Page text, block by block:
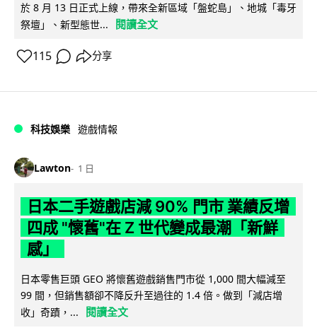
於 8 月 13 日正式上線，帶來全新區域「盤蛇島」、地城「毒牙
祭壇」、新型態世...
閱讀全文
115 分享
科技娛樂 遊戲情報
Lawton 1 日
日本二手遊戲店減 90% 門市 業績反增
四成 "懷舊"在 Z 世代變成最潮「新鮮
感」
日本零售巨頭 GEO 將懷舊遊戲銷售門市從 1,000 間大幅減至
99 間，但銷售額卻不降反升至過往的 1.4 倍。做到「減店增
收」奇蹟，...
閱讀全文